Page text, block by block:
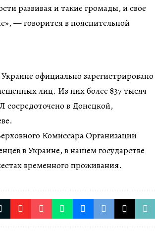
развивая и такие громады, и свое
— говорится в пояснительной
официально зарегистрировано
лиц. Из них более 837 тысяч
в Донецкой,
Комиссара Организации
в Украине, в нашем государстве
временного проживания.